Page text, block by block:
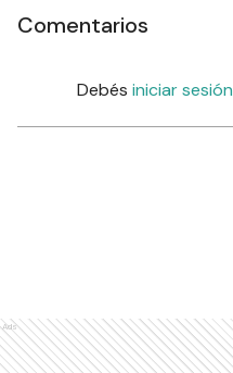
Comentarios
Debés iniciar sesión
Ads